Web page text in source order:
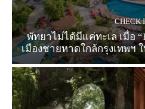
CHECK
พัทยาไม่ได้มีแค่ทะเล เมื่อ
เมืองชายหาดใกล้กรุงเทพฯ